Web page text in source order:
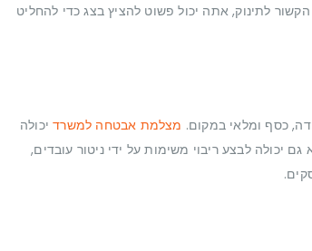
לתינוק, אתה יכול פשוט להציץ בצג כדי להחליט
כסף ומלאי במקום. מצלמת אבטחה למשרדיכולה
יכולה לבצע ריבוי משימות על ידי ניטור עובדים,